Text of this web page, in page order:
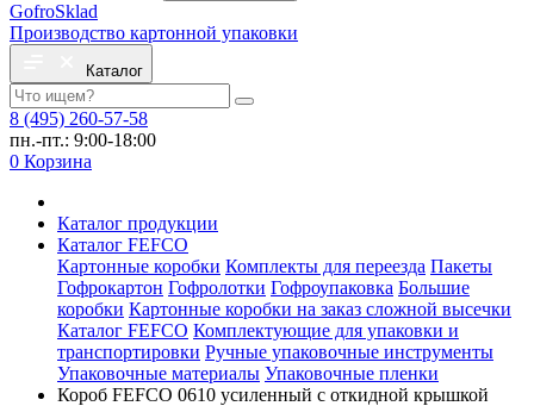
GofroSklad
Производство картонной упаковки
Каталог
8 (495) 260-57-58
пн.-пт.: 9:00-18:00
0 Корзина
Каталог продукции
Каталог FEFCO
Картонные коробки Комплекты для переезда Пакеты
Гофрокартон Гофролотки Гофроупаковка Большие
коробки Картонные коробки на заказ сложной высечки
Каталог FEFCO Комплектующие для упаковки и
транспортировки Ручные упаковочные инструменты
Упаковочные материалы Упаковочные пленки
Короб FEFCO 0610 усиленный с откидной крышкой